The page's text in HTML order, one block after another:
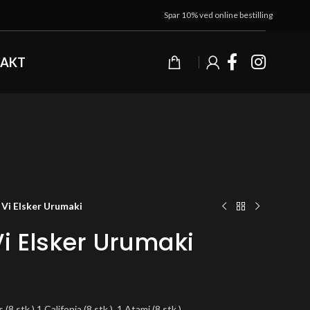
Spar 10% ved online bestilling
Elsker Urumaki
Elsker Urumaki